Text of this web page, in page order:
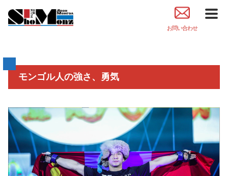
お問い合わせ
モンゴル人の強さ、勇気